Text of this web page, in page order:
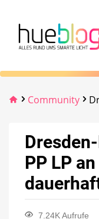
Community
PP LP
7.24K Aufrufe